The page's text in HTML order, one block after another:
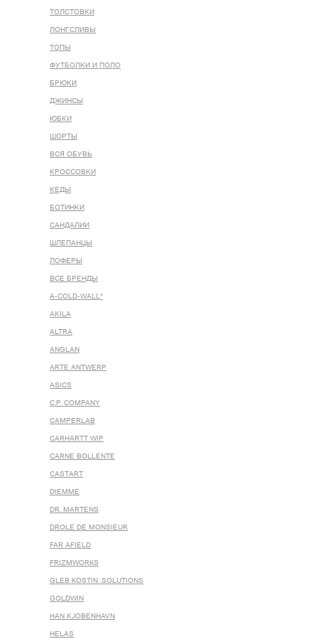
ТОЛСТОВКИ
ЛОНГСЛИВЫ
ТОПЫ
ФУТБОЛКИ И ПОЛО
БРЮКИ
ДЖИНСЫ
ЮБКИ
ШОРТЫ
ВСЯ ОБУВЬ
КРОССОВКИ
КЕДЫ
БОТИНКИ
САНДАЛИИ
ШЛЕПАНЦЫ
ЛОФЕРЫ
ВСЕ БРЕНДЫ
A-COLD-WALL*
AKILA
ALTRA
ANGLAN
ARTE ANTWERP
ASICS
C.P. COMPANY
CAMPERLAB
CARHARTT WIP
CARNE BOLLENTE
CASTART
DIEMME
DR. MARTENS
DROLE DE MONSIEUR
FAR AFIELD
FRIZMWORKS
GLEB KOSTIN .SOLUTIONS
GOLDWIN
HAN KJOBENHAVN
HELAS